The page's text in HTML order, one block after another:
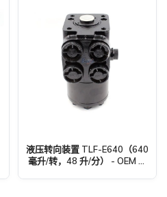
液压转向装置 TLF-E640（640
毫升/转，48 升/分） - OEM 制